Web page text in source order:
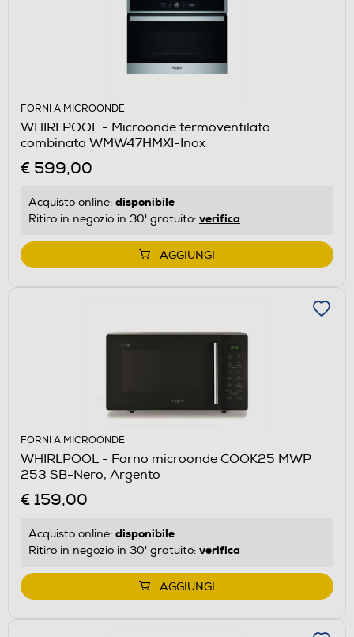
FORNI A MICROONDE
WHIRLPOOL - Microonde termoventilato
combinato WMW47HMXI-Inox
€ 599,00
Acquisto online: disponibile
Ritiro in negozio in 30' gratuito: verifica
AGGIUNGI
FORNI A MICROONDE
WHIRLPOOL - Forno microonde COOK25 MWP
253 SB-Nero, Argento
€ 159,00
Acquisto online: disponibile
Ritiro in negozio in 30' gratuito: verifica
AGGIUNGI